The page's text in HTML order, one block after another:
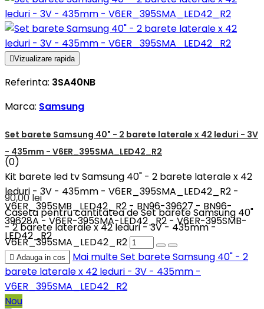
Vizualizare rapida
Referinta: 3SA40NB
Marca: Samsung
Set barete Samsung 40" - 2 barete laterale x 42 leduri - 3V
- 435mm - V6ER_395SMA_LED42_R2
(0)
Kit barete led tv Samsung 40" - 2 barete laterale x 42
leduri - 3V - 435mm - V6ER_395SMA_LED42_R2 -
V6ER_395SMB_LED42_R2 - BN96-39627 - BN96-
39628A - V6ER-395SMA-LED42_R2 - V6ER-395SMB-
LED42_R2
90,00 lei
Caseta pentru cantitatea de Set barete Samsung 40"
- 2 barete laterale x 42 leduri - 3V - 435mm -
V6ER_395SMA_LED42_R2
 Adauga in cos Mai multeSet barete Samsung 40" - 2
barete laterale x 42 leduri - 3V - 435mm -
V6ER_395SMA_LED42_R2
Nou